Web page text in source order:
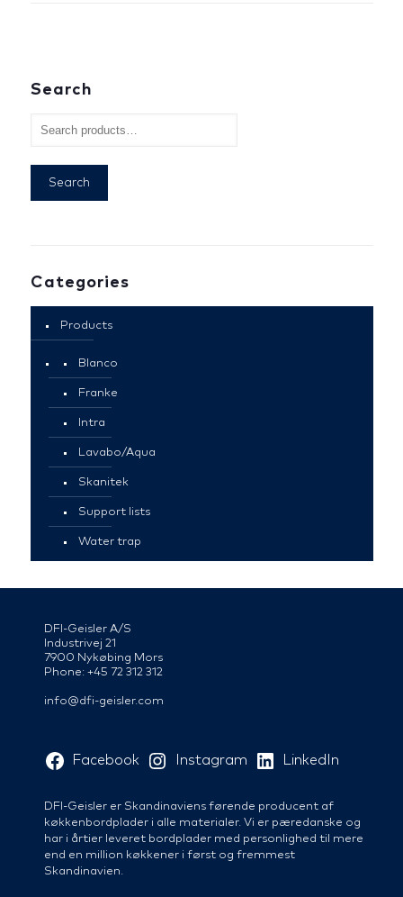
Search
Search
Categories
Products
Blanco
Franke
Intra
Lavabo/Aqua
Skanitek
Support lists
Water trap
DFI-Geisler A/S
Industrivej 21
7900 Nykøbing Mors
Phone: +45 72 312 312
info@dfi-geisler.com
Facebook Instagram LinkedIn
DFI-Geisler er Skandinaviens førende producent af
køkkenbordplader i alle materialer. Vi er pæredanske og
har i årtier leveret bordplader med personlighed til mere
end en million køkkener i først og fremmest
Skandinavien.